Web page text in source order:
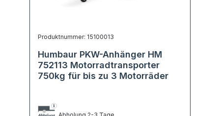
Produktnummer: 15100013
Humbaur PKW-Anhänger HM
752113 Motorradtransporter
750kg für bis zu 3 Motorräder
Abholung 2-3 Tage